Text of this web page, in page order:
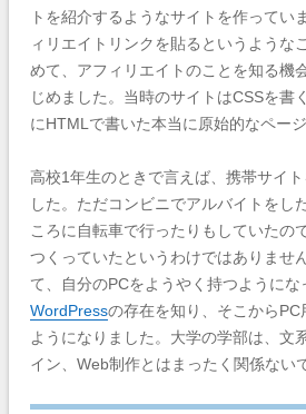
トを紹介するようなサイトを作ってい
ィリエイトリンクを貼るというような
めて、アフィリエイトのことを知る機
じめました。当時のサイトはCSSを書
にHTMLで書いた本当に原始的なページ
高校1年生のときで言えば、携帯サイ
した。ただコンビニでアルバイトをし
ころに自転車で行ったりもしていたの
つくっていたというわけではありませ
て、自分のPCをようやく持つようにな
WordPressの存在を知り、そこからPC
ようになりました。 大学の学部は、文
イン、Web制作とはまったく関係ない